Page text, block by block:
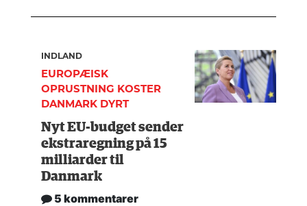
INDLAND
EUROPÆISK
OPRUSTNING KOSTER
DANMARK DYRT
Nyt EU-budget sender
ekstraregning på 15
milliarder til
Danmark
5 kommentarer